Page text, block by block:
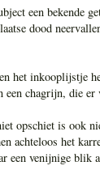
een bekende
dood
het inkooplijstje
een chagrijn, die
opschiet is ook
achteloos het
een venijnige blik